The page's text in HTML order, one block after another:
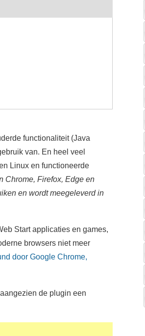
functionaliteit (Java
van. En heel veel
Linux en functioneerde
Chrome, Firefox, Edge en
en wordt meegeleverd in
Start applicaties en games,
browsers niet meer
door Google Chrome,
de plugin een